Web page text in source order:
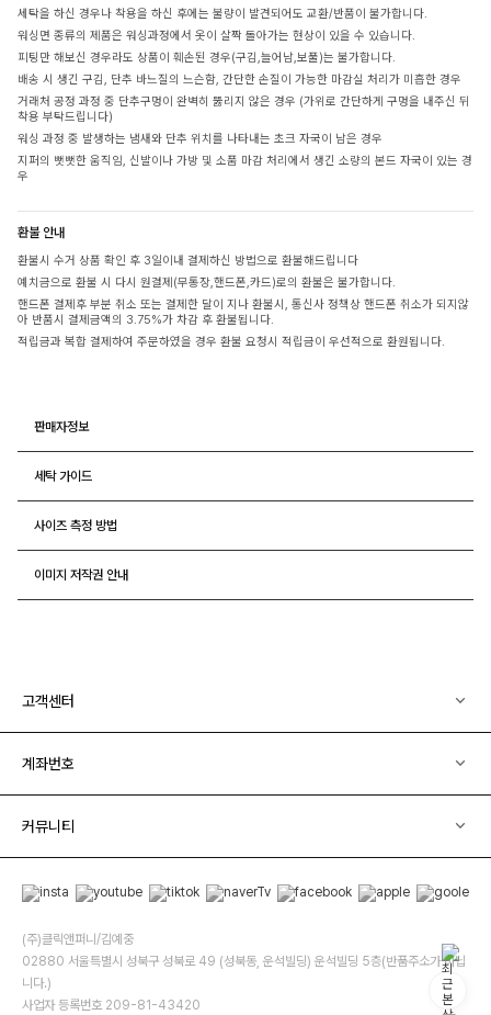
세탁을 하신 경우나 착용을 하신 후에는 불량이 발견되어도 교환/반품이 불가합니다.
워싱면 종류의 제품은 워싱과정에서 옷이 살짝 돌아가는 현상이 있을 수 있습니다.
피팅만 해보신 경우라도 상품이 훼손된 경우(구김,늘어남,보풀)는 불가합니다.
배송 시 생긴 구김, 단추 바느질의 느슨함, 간단한 손질이 가능한 마감실 처리가 미흡한 경우
거래처 공정 과정 중 단추구멍이 완벽히 뚫리지 않은 경우 (가위로 간단하게 구멍을 내주신 뒤
착용 부탁드립니다)
워싱 과정 중 발생하는 냄새와 단추 위치를 나타내는 초크 자국이 남은 경우
지퍼의 뻣뻣한 움직임, 신발이나 가방 및 소품 마감 처리에서 생긴 소량의 본드 자국이 있는 경
우
환불 안내
환불시 수거 상품 확인 후 3일이내 결제하신 방법으로 환불해드립니다
예치금으로 환불 시 다시 원결제(무통장,핸드폰,카드)로의 환불은 불가합니다.
핸드폰 결제후 부분 취소 또는 결제한 달이 지나 환불시, 통신사 정책상 핸드폰 취소가 되지않
아 반품시 결제금액의 3.75%가 차감 후 환불됩니다.
적립금과 복합 결제하여 주문하였을 경우 환불 요청시 적립금이 우선적으로 환원됩니다.
판매자정보
세탁 가이드
사이즈 측정 방법
이미지 저작권 안내
고객센터
계좌번호
커뮤니티
(주)클릭앤퍼니/김예중
02880 서울특별시 성북구 성북로 49 (성북동, 운석빌딩) 운석빌딩 5층(반품주소가 아닙
니다.)
사업자 등록번호 209-81-43420